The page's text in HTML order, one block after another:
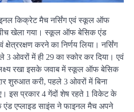
किक्रेट मैच नर्सिंग एवं स्कूल ऑफ
खेला गया। स्कूल ऑफ बेसिक एंड
करने का निर्णय लिया। नर्सिंग
3 ओवरों में ही 29 का स्कोर कर दिया। एवं
लक्ष्य रखा इसके जवाब में स्कूल ऑफ बेसिक
शुरुआत करी, पहले 3 ओवरों में बिना
इस प्रकार 4 गेंदों शेष रहते 1 विकेट के
एप्लाइड साइंस ने फाइनल मैच अपने